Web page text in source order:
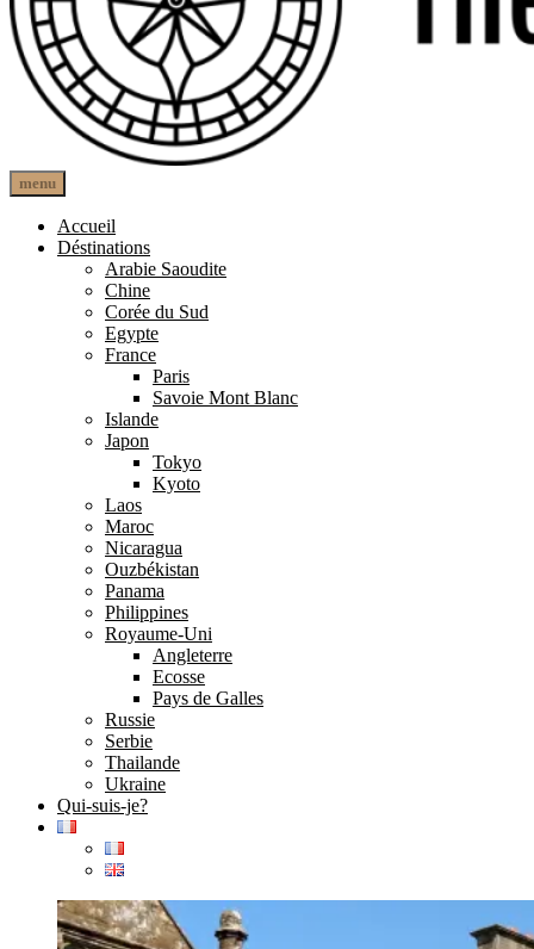
The Other Paths
Une autre route
open
search
form
close
search
form
menu
Accueil
Déstinations
Arabie Saoudite
Chine
Corée du Sud
Egypte
France
Paris
Savoie Mont Blanc
Islande
Japon
Tokyo
Kyoto
Laos
Maroc
Nicaragua
Ouzbékistan
Panama
Philippines
Royaume-Uni
Angleterre
Ecosse
Pays de Galles
Russie
Serbie
Thailande
Ukraine
Qui-suis-je?